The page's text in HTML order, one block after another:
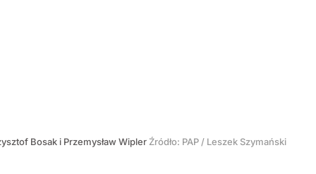
Bosak i Przemysław Wipler Źródło: PAP / Leszek Szymański